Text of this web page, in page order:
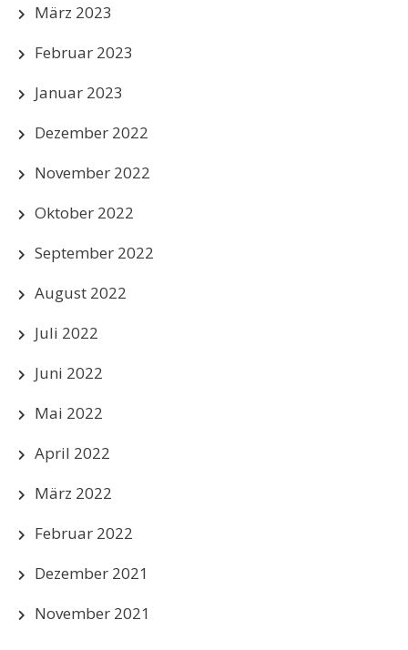
März 2023
Februar 2023
Januar 2023
Dezember 2022
November 2022
Oktober 2022
September 2022
August 2022
Juli 2022
Juni 2022
Mai 2022
April 2022
März 2022
Februar 2022
Dezember 2021
November 2021